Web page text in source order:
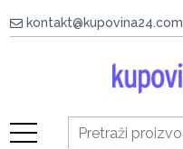
kontakt@kupovina24.com